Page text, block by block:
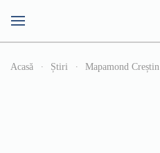
Acasă Știri Mapamond Creștin